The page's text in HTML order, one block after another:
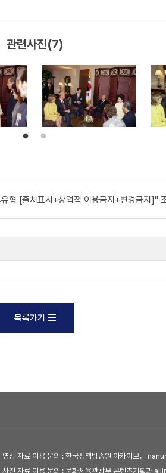
관련사진(7)
형 [출처표시+상업적 이용금지+변경금지]"
목록가기
영상 자료 이용 문의 : 한국정책방송원 아카이브팀
사진 자료 이용 문의 : 문화체육관광부 콘텐츠기획과